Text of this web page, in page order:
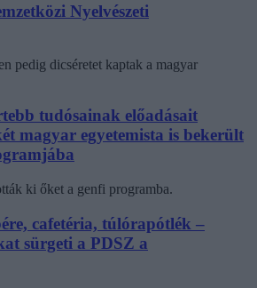
Nyelvészeti
pedig dicséretet kaptak a magyar
tudósainak előadásait
magyar egyetemista is bekerült
ki őket a genfi programba.
cafetéria, túlórapótlék –
sürgeti a PDSZ a